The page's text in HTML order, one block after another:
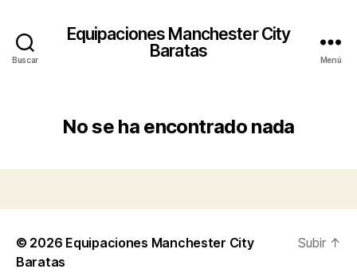
Buscar
Equipaciones Manchester City
Baratas
Menú
No se ha encontrado nada
© 2026 Equipaciones Manchester City
Baratas
Subir ↑